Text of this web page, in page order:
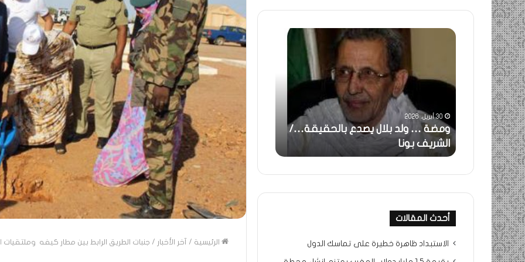
الرئيسية / آخر الأخبار / جنبات الطريق الرابط بين مطار كيفه وملتقيات
ومضة … ولد بلال يصدع بالحقيقة…/
الشريف بونا
خاطرة
خاصة
الشيخ
الترادخاطرة : تحية تقدير خاصة لكم
جميعا…/ الشيخ التراد محمد
ومضة
..أفول
شمس
الإنسانية
في
أمتين…!!
الشريف
بونا 13 أبريل، 2025
ومضة ..أفول شمس
أمتين…!! الشريف بونا
أحدث المقالات
الاستبداد ظاهرة خطيرة على تماسك الدول